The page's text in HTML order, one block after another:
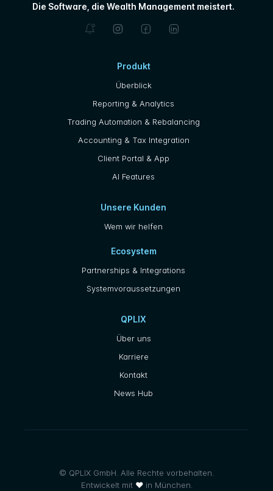
Die Software, die Wealth Management meistert.
Produkt
Überblick
Reporting & Analytics
Trading Automation & Rebalancing
Accounting & Tax Integration
Client Portal & App
AI Features
Unsere Kunden
Wem wir helfen
Ecosystem
Partnerships & Integrations
Systemvoraussetzungen
QPLIX
Über uns
Karriere
Kontakt
News Hub
© QPLIX GmbH. Alle Rechte vorbehalten.
Entwickelt mit ❤in München.